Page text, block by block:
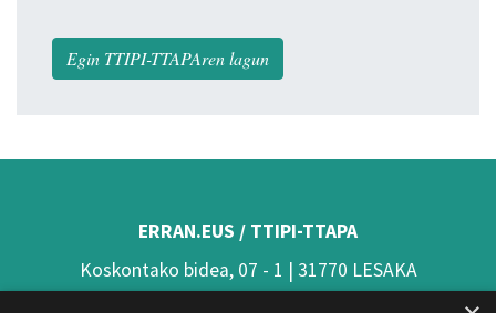
Egin TTIPI-TTAPAren lagun
ERRAN.EUS / TTIPI-TTAPA
Koskontako bidea, 07 - 1 | 31770 LESAKA